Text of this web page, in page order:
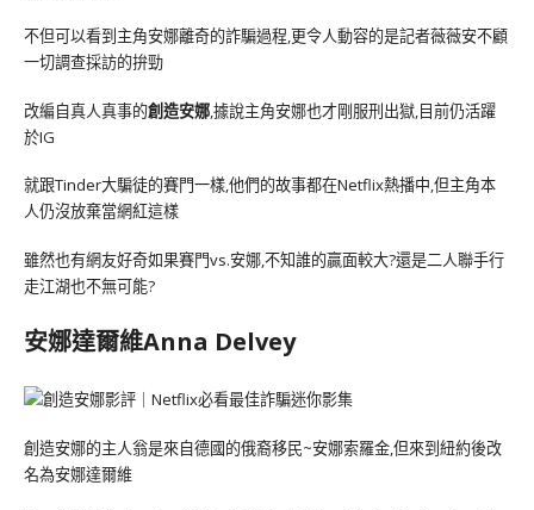
不但可以看到主角安娜離奇的詐騙過程,更令人動容的是記者薇薇安不顧
一切調查採訪的拚勁
改編自真人真事的創造安娜,據說主角安娜也才剛服刑出獄,目前仍活躍
於IG
就跟Tinder大騙徒的賽門一樣,他們的故事都在Netflix熱播中,但主角本
人仍沒放棄當網紅這樣
雖然也有網友好奇如果賽門vs.安娜,不知誰的贏面較大?還是二人聯手行
走江湖也不無可能?
安娜達爾維Anna Delvey
創造安娜的主人翁是來自德國的俄裔移民~安娜索羅金,但來到紐約後改
名為安娜達爾維